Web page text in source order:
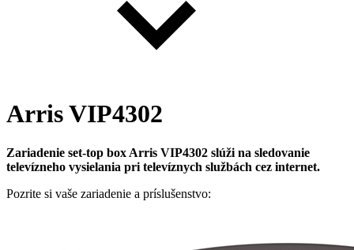
Arris VIP4302
Zariadenie set-top box Arris VIP4302 slúži na sledovanie
televízneho vysielania pri televíznych službách cez internet.
Pozrite si vaše zariadenie a príslušenstvo: